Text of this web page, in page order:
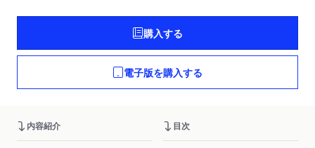
購入する
電子版を購入する
内容紹介 目次